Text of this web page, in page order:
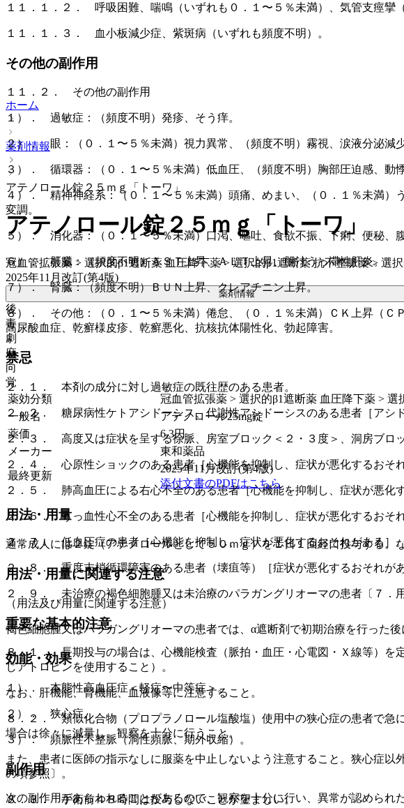
１１．１．２． 呼吸困難、喘鳴（いずれも０．１〜５％未満）、気管支痙攣
１１．１．３． 血小板減少症、紫斑病（いずれも頻度不明）。
その他の副作用
１１．２． その他の副作用
１）． 過敏症：（頻度不明）発疹、そう痒。
２）． 眼：（０．１〜５％未満）視力異常、（頻度不明）霧視、涙液分泌減少
３）． 循環器：（０．１〜５％未満）低血圧、（頻度不明）胸部圧迫感、動
４）． 精神神経系：（０．１〜５％未満）頭痛、めまい、（０．１％未満）
変調。
５）． 消化器：（０．１〜５％未満）口渇、嘔吐、食欲不振、下痢、便秘、
６）． 肝臓：（頻度不明）ＡＳＴ上昇、ＡＬＴ上昇、胆汁うっ滞性肝炎。
７）． 腎臓：（頻度不明）ＢＵＮ上昇、クレアチニン上昇。
８）． その他：（０．１〜５％未満）倦怠、（０．１％未満）ＣＫ上昇（Ｃ
高尿酸血症、乾癬様皮疹、乾癬悪化、抗核抗体陽性化、勃起障害。
禁忌
２．１． 本剤の成分に対し過敏症の既往歴のある患者。
２．２． 糖尿病性ケトアシドーシス、代謝性アシドーシスのある患者［アシ
２．３． 高度又は症状を呈する徐脈、房室ブロック＜２・３度＞、洞房ブロ
２．４． 心原性ショックのある患者［心機能を抑制し、症状が悪化するおそ
２．５． 肺高血圧による右心不全のある患者［心機能を抑制し、症状が悪化
２．６． うっ血性心不全のある患者［心機能を抑制し、症状が悪化するおそれ
２．７． 低血圧症の患者［心機能を抑制し、症状が悪化するおそれがある］
２．８． 重度末梢循環障害のある患者（壊疽等）［症状が悪化するおそれがあ
２．９． 未治療の褐色細胞腫又は未治療のパラガングリオーマの患者〔７．
重要な基本的注意
８．１． 長期投与の場合は、心機能検査（脈拍・血圧・心電図・Ｘ線等）を
じアトロピンを使用すること）。
なお、肝機能、腎機能、血液像等に注意すること。
８．２． 類似化合物（プロプラノロール塩酸塩）使用中の狭心症の患者で急
場合は徐々に減量し、観察を十分に行うこと。
また、患者に医師の指示なしに服薬を中止しないよう注意すること。狭心症
の項参照〕。
８．３． 手術前４８時間は投与しないことが望ましい。
ホーム
薬剤情報
アテノロール錠２５ｍｇ「トーワ」
アテノロール錠２５ｍｇ「トーワ」
冠血管拡張薬 > 選択的β1遮断薬 血圧降下薬 > 選択的β1遮断薬 抗不整脈薬 > 選
2025年11月改訂(第4版)
薬剤情報
後
毒
劇
麻
向
覚
薬効分類
冠血管拡張薬 > 選択的β1遮断薬 血圧降下薬 >
一般名
アテノロール25mg錠
薬価
6.3円
メーカー
東和薬品
最終更新
2025年11月改訂(第4版)
添付文書のPDFはこちら
用法・用量
通常成人には２錠（アテノロールとして５０ｍｇ）を１日１回経口投与する
用法・用量に関連する注意
（用法及び用量に関連する注意）
褐色細胞腫又はパラガングリオーマの患者では、α遮断剤で初期治療を行った
効能・効果
１）． 本態性高血圧症＜軽症〜中等症＞。
２）． 狭心症。
３）． 頻脈性不整脈（洞性頻脈、期外収縮）。
副作用
次の副作用があらわれることがあるので、観察を十分に行い、異常が認められ